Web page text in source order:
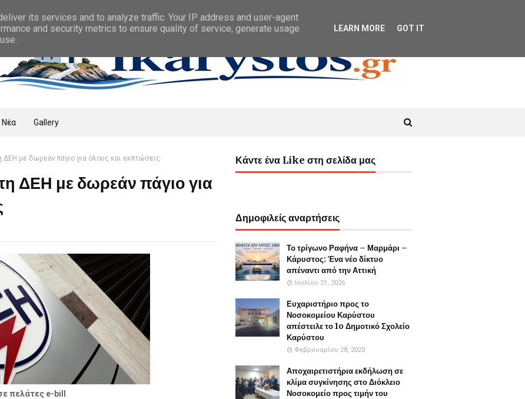
Νέα Gallery
με δωρεάν πάγιο για όλους και εκπτώσεις
ΔΕΗ με δωρεάν πάγιο για
πελάτες e-bill
Κάντε ένα Like στη σελίδα μας
Δημοφιλείς αναρτήσεις
Το τρίγωνο Ραφήνα – Μαρμάρι –
Κάρυστος: Ένα νέο δίκτυο
απέναντι από την Αττική
Ιουλίου 21, 2026
Ευχαριστήριο προς το
Νοσοκομείου Καρύστου
απέστειλε το 1o Δημοτικό Σχολείο
Καρύστου
Φεβρουαρίου 28, 2023
Αποχαιρετιστήρια εκδήλωση σε
κλίμα συγκίνησης στο Διόκλειο
Νοσοκομείο προς τιμήν του
its services and to analyze traffic. Your IP address and user-agent
and security metrics to ensure quality of service, generate usage
LEARN MORE GOT IT